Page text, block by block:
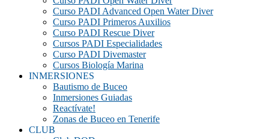
Curso PADI Advanced Open Water Diver
Curso PADI Primeros Auxilios
Curso PADI Rescue Diver
Cursos PADI Especialidades
Curso PADI Divemaster
Cursos Biología Marina
INMERSIONES
Bautismo de Buceo
Inmersiones Guiadas
Reactívate!
Zonas de Buceo en Tenerife
CLUB